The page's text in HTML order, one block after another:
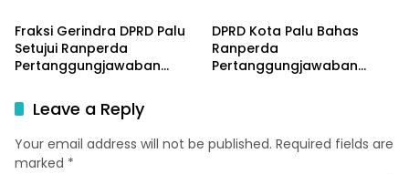
Fraksi Gerindra DPRD Palu
Setujui Ranperda
Pertanggungjawaban
DPRD Kota Palu Bahas
Ranperda
Pertanggungjawaban
Leave a Reply
Your email address will not be published. Required fields are
marked *